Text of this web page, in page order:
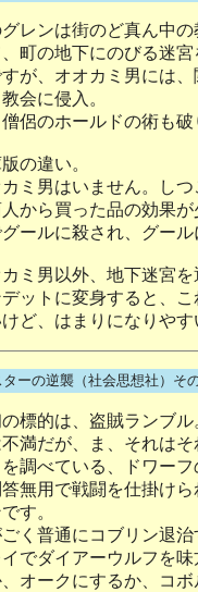
レンは街のど真ん中
町の地下にのびる迷
すが、オオカミ男には
会に侵入。
侶のホールドの術も
の違い。
ミ男はいません。しつ
から買った品の効果
ールに殺され、グー
ミ男以外、地下迷宮
ットに変身すると、
ど、はまりになりや
ターの逆襲（社会思想社）そ
標的は、盗賊ランブル
満だが、ま、それは
調べている、ドワー
無用で戦闘を仕掛け
す。
く普通にコブリン退
でダイアーウルフを
オークにするか、コ